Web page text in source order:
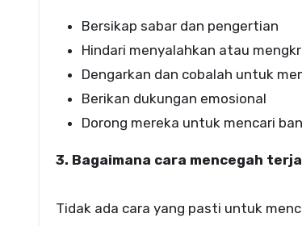
Bersikap sabar dan pengertian
Hindari menyalahkan atau
Dengarkan dan cobalah untuk
Berikan dukungan emosional
Dorong mereka untuk mencari
3. Bagaimana cara mencegah
Tidak ada cara yang pasti untuk